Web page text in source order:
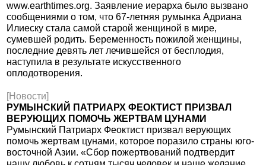
www.earthtimes.org. Заявление иерарха было вызвано
сообщениями о том, что 67-летняя румынка Адриана
Илиеску стала самой старой женщиной в мире,
сумевшей родить. Беременность пожилой женщины,
последние девять лет лечившейся от бесплодия,
наступила в результате искусственного
оплодотворения.
[Новости]
РУМЫНСКИЙ ПАТРИАРХ ФЕОКТИСТ ПРИЗВАЛ
ВЕРУЮЩИХ ПОМОЧЬ ЖЕРТВАМ ЦУНАМИ
Румынский Патриарх Феоктист призвал верующих
помочь жертвам цунами, которое поразило страны юго-
восточной Азии. «Сбор пожертвований подтвердит